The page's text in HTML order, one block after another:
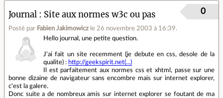
Journal Site aux normes w3c ou pas
Posté par Fabien Jakimowicz le 26 novembre 2003 à 16:39.
0
Hello journal, une petite question.
J'ai fait un site recemment (je debute en css, desole de la
qualite) : http://geekspirit.net(...)
Il est parfaitement aux normes css et xhtml, passe sur une
bonne dizaine de navigateur sans encombre mais sur internet explorer,
c'est la galere.
Donc suite a de nombreux amis sur internet explorer se foutant de ma